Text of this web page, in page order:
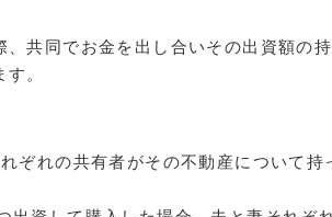
共同でお金を出し合いその出資額の
。
ぞれの共有者がその不動産について持